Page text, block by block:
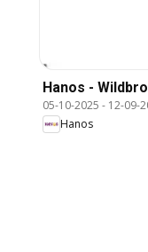
Hanos -
05-10-2025 - 12-09-
Hanos